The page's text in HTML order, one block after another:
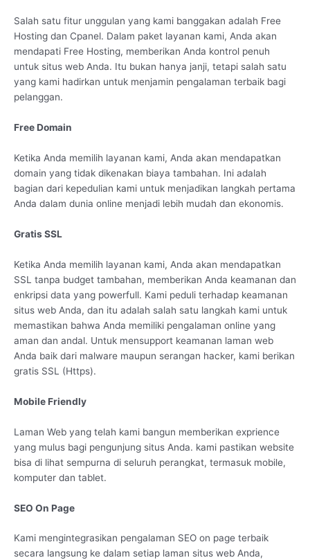
Salah satu fitur unggulan yang kami banggakan adalah Free
Hosting dan Cpanel. Dalam paket layanan kami, Anda akan
mendapati Free Hosting, memberikan Anda kontrol penuh
untuk situs web Anda. Itu bukan hanya janji, tetapi salah satu
yang kami hadirkan untuk menjamin pengalaman terbaik bagi
pelanggan.
Free Domain
Ketika Anda memilih layanan kami, Anda akan mendapatkan
domain yang tidak dikenakan biaya tambahan. Ini adalah
bagian dari kepedulian kami untuk menjadikan langkah pertama
Anda dalam dunia online menjadi lebih mudah dan ekonomis.
Gratis SSL
Ketika Anda memilih layanan kami, Anda akan mendapatkan
SSL tanpa budget tambahan, memberikan Anda keamanan dan
enkripsi data yang powerfull. Kami peduli terhadap keamanan
situs web Anda, dan itu adalah salah satu langkah kami untuk
memastikan bahwa Anda memiliki pengalaman online yang
aman dan andal. Untuk mensupport keamanan laman web
Anda baik dari malware maupun serangan hacker, kami berikan
gratis SSL (Https).
Mobile Friendly
Laman Web yang telah kami bangun memberikan exprience
yang mulus bagi pengunjung situs Anda. kami pastikan website
bisa di lihat sempurna di seluruh perangkat, termasuk mobile,
komputer dan tablet.
SEO On Page
Kami mengintegrasikan pengalaman SEO on page terbaik
secara langsung ke dalam setiap laman situs web Anda,